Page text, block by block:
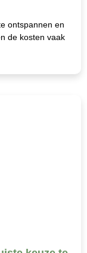
ontspannen en
de kosten vaak